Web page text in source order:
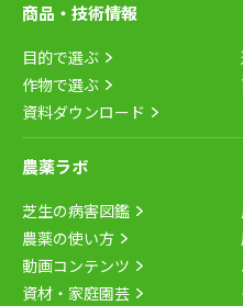
商品・技術情報
目的で選ぶ
作物で選ぶ
資料ダウンロード
農薬ラボ
芝生の病害図鑑
農薬の使い方
動画コンテンツ
資材・家庭園芸